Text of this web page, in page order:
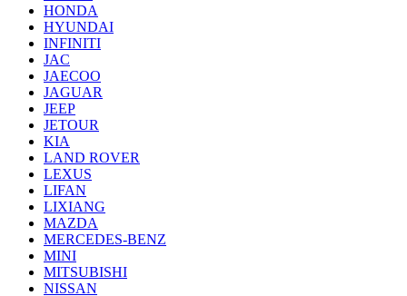
HONDA
HYUNDAI
INFINITI
JAC
JAECOO
JAGUAR
JEEP
JETOUR
KIA
LAND ROVER
LEXUS
LIFAN
LIXIANG
MAZDA
MERCEDES-BENZ
MINI
MITSUBISHI
NISSAN